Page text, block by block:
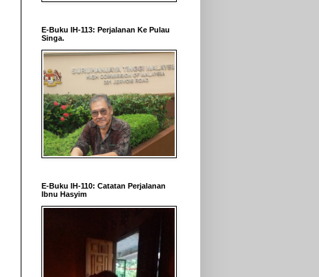
E-Buku IH-113: Perjalanan Ke Pulau
Singa.
E-Buku IH-110: Catatan Perjalanan
Ibnu Hasyim